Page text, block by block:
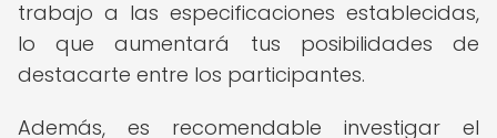
trabajo a las especificaciones establecidas,
lo que aumentará tus posibilidades de
destacarte entre los participantes.
Además, es recomendable investigar el